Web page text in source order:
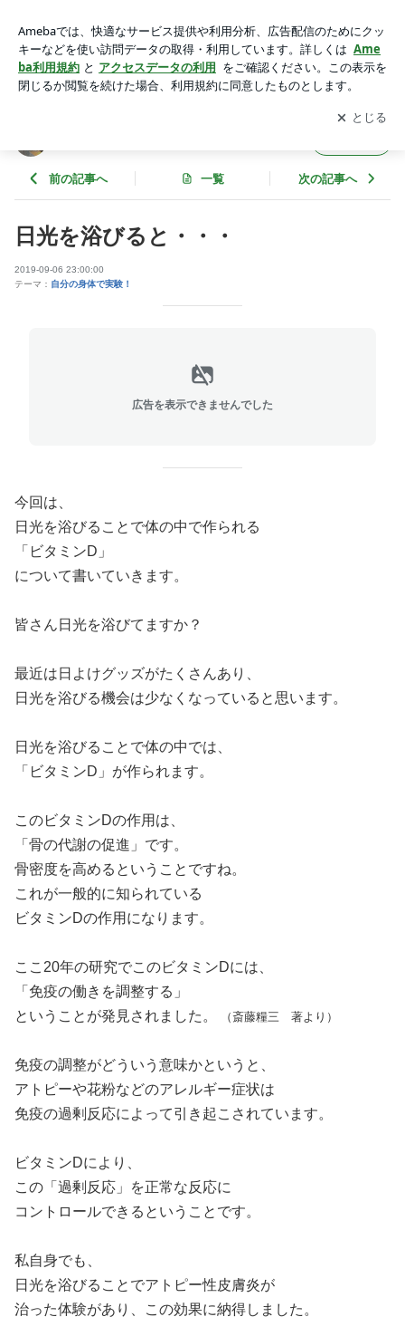
究日誌
アプリをダウンロードして ブログの更新通知
を受け取りまし
ょう。
開く
前の記事へ 一覧 次の記事へ
日光を浴びると・・・
2019-09-06 23:00:00
テーマ： 自分の身体で実験！
広告を表示できませんでした
今回は、
日光を浴びることで体の中で作られる
「ビタミンD」
について書いていきます。
皆さん日光を浴びてますか？
最近は日よけグッズがたくさんあり、
日光を浴びる機会は少なくなっていると思います。
日光を浴びることで体の中では、
「ビタミンD」が作られます。
このビタミンDの作用は、
「骨の代謝の促進」です。
骨密度を高めるということですね。
これが一般的に知られている
ビタミンDの作用になります。
ここ20年の研究でこのビタミンDには、
「免疫の働きを調整する」
ということが発見されました。
（斎藤糧三 著より）
免疫の調整がどういう意味かというと、
アトピーや花粉などのアレルギー症状は
免疫の過剰反応によって引き起こされています。
ビタミンDにより、
この「過剰反応」を正常な反応に
コントロールできるということです。
私自身でも、
日光を浴びることでアトピー性皮膚炎が
治った体験があり、この効果に納得しました。